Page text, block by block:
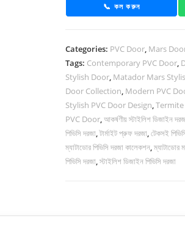
quantity
📞 কল করুন
Categories: PVC Door, Mars
Tags: Contemporary PVC Door,
Stylish Door, Matador Mars
Door Collection, Modern PVC
Stylish PVC Door Design,
PVC Door,আকর্ষণীয় স্টাইলিশ ডিজাইন
পিভিসি দরজা,টার্মাইট প্রুফ দরজা,টেকসই
ম্যাটাডোর পিভিসি দরজা কালেকশন,ম্যাটাডোর
পিভিসি দরজা,স্টাইলিশ ডিজাইন পিভিসি দরজা